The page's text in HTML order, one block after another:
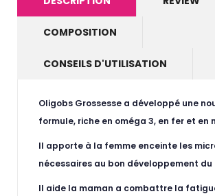
COMPOSITION
CONSEILS D'UTILISATION
Oligobs Grossesse a développé une
formule, riche en oméga 3, en fer et en
Il apporte à la femme enceinte les
nécessaires au bon développement
Il aide la maman a combattre la